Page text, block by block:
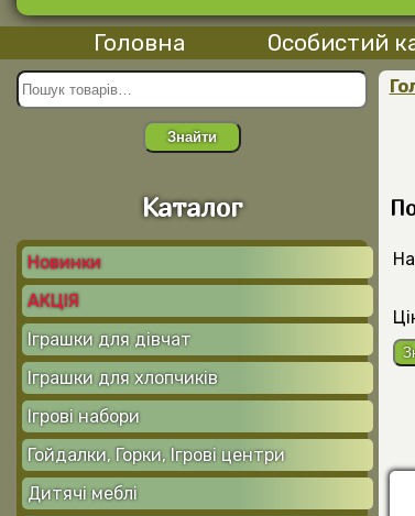
Головна Особистий
Знайти
Каталог
Новинки
АКЦІЯ
Іграшки для дівчат
ІГРОВІ СТОЛИКИ,
ТРЮМО
ВІЗОЧКИ, ЛІЖЕЧКА,
МАНЕЖІ
Іграшки для хлопчиків
АРБАЛЕТИ, ЛУКИ,
РОГАТКИ, МЕЧІ, ШАБЛІ
ІГРАШКОВИЙ
ТРАНСПОРТ
Машинки на ручному
керуванніІГРОВІ НАБОРИ ДЛЯ
ХЛОПЧИКІВ
Ігрові набори
ЛІЗУНИ, СТРИБУНЦІ,
СВІТЛЯШКИ,
АНТИСТРЕС
Гойдалки, Горки, Ігрові центри
Дитячі меблі